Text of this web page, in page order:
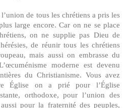
de tous les chrétiens a pris les
large encore. Car on ne se place
on ne supplie pas Dieu de
de réunir tous les chrétiens
mais aussi on embrasse du
moderne est devenu
du Christianisme. Vous avez
Église on a prié pour l’Église
orthodoxe, pour l’union des
pour la fraternité des peuples,